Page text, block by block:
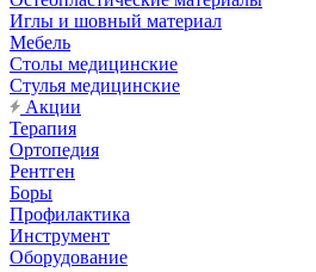
Иглы и шовный материал
Мебель
Столы медицинские
Стулья медицинские
Акции
Терапия
Ортопедия
Рентген
Боры
Профилактика
Инструмент
Оборудование